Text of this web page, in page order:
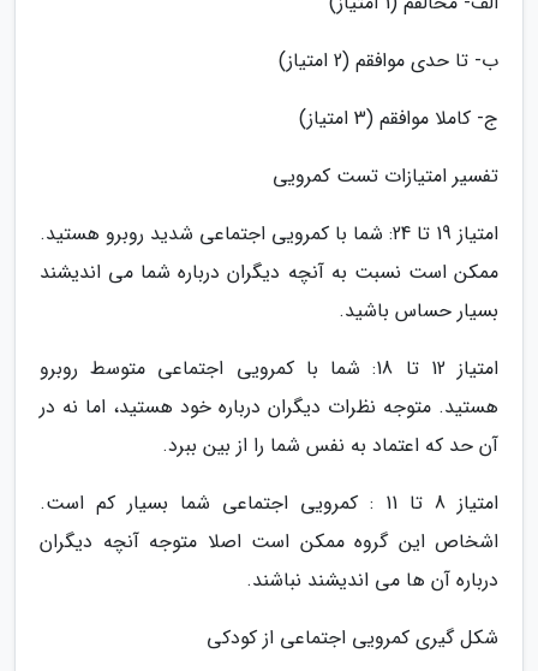
ب- تا حدی موافقم (2 امتیاز)
ج- کاملا موافقم (3 امتیاز)
تفسیر امتیازات تست کمرویی
امتیاز 19 تا 24: شما با کمرویی اجتماعی شدید روبرو هستید.
ممکن است نسبت به آنچه دیگران درباره شما می اندیشند
بسیار حساس باشید.
امتیاز 12 تا 18: شما با کمرویی اجتماعی متوسط روبرو
هستید. متوجه نظرات دیگران درباره خود هستید، اما نه در
آن حد که اعتماد به نفس شما را از بین ببرد.
امتیاز 8 تا 11 : کمرویی اجتماعی شما بسیار کم است.
اشخاص این گروه ممکن است اصلا متوجه آنچه دیگران
درباره آن ها می اندیشند نباشند.
شکل گیری کمرویی اجتماعی از کودکی